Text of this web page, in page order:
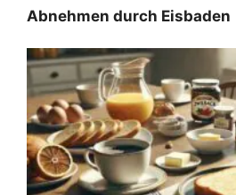
Abnehmen durch Eisbaden